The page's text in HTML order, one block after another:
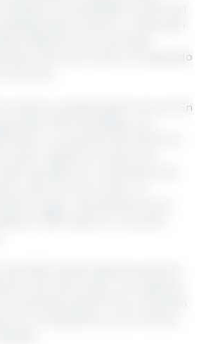
los resultados confirman
para el sector y refuerzan
Catarina como principal
de carne de cerdo y el segundo
de pollo.
mostró un desempeño récord. En
64 700 toneladas, con
un aumento de 10,9 % en
valor respecto a marzo. En
de 2024, el crecimiento fue
y del 12,4 % en valor. El
el mejor mes de abril de la
en 1997, tanto en volumen
2025, Santa Catarina exportó
de carne de cerdo, con ingresos
aumentos de 8,7 % en volumen
en comparación con el mismo